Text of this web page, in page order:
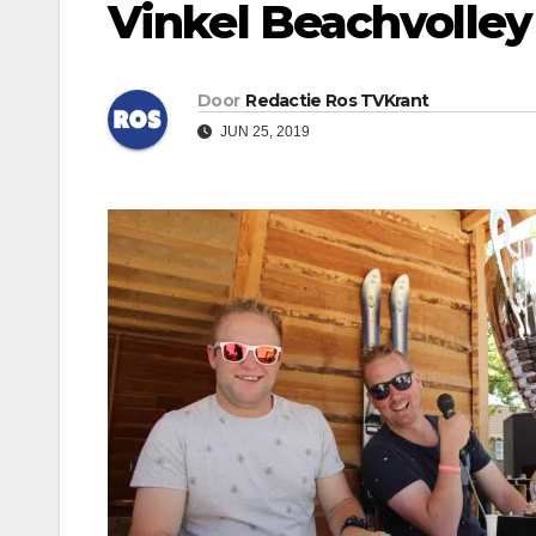
Vinkel
Door Redactie Ros TVKrant
JUN 25, 2019